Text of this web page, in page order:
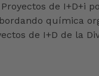
de I+D+i
química
de I+D de la